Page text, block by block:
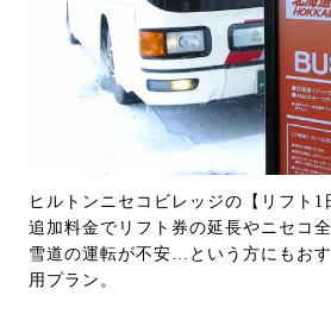
ヒルトンニセコビレッジの【リフト1
追加料金でリフト券の延長やニセコ
雪道の運転が不安…という方にもお
用プラン。